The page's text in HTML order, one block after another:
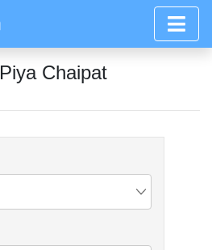
Piya Chaipat